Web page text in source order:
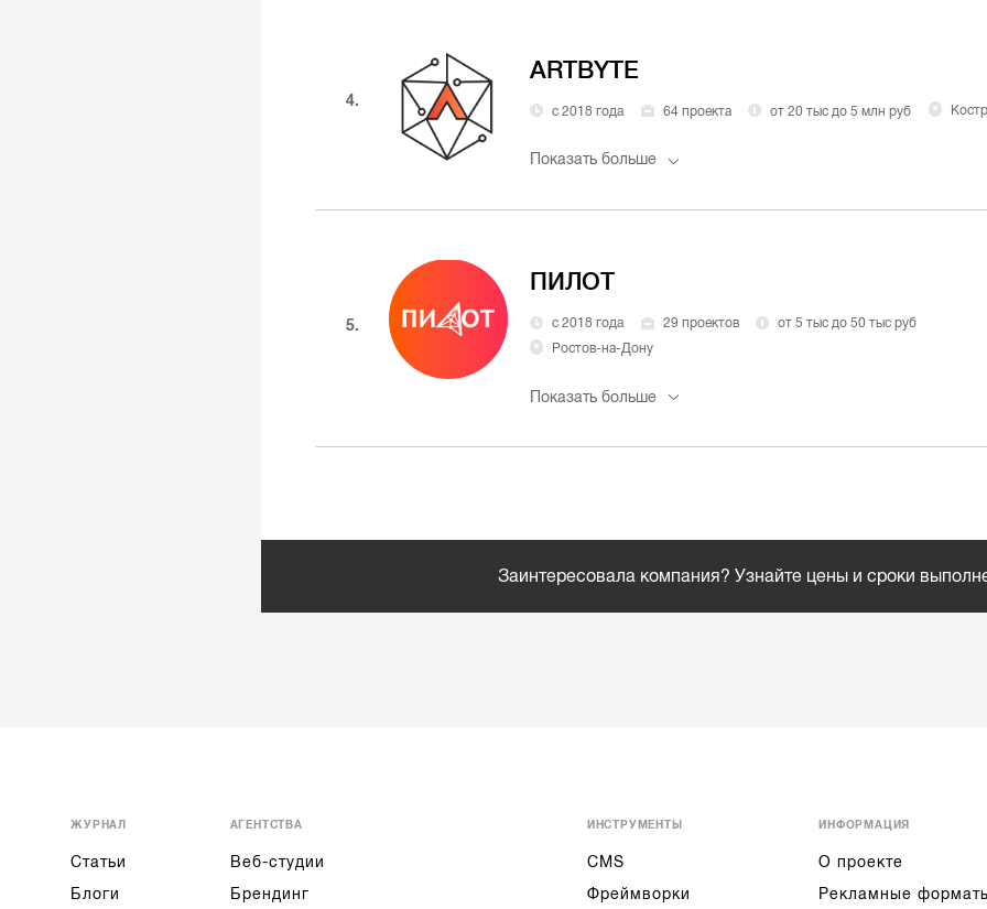
4.
ARTBYTE
с 2018 года 64 проекта от 20 тыс до 5 млн руб
Показать больше
5.
ПИЛОТ
с 2018 года 29 проектов
от 5 тыс до 50 тыс руб
Ростов-на-Дону
Показать больше
Заинтересовала компания? Узнайте цены и сроки
ЖУРНАЛ
Статьи
Блоги
АГЕНТСТВА
Веб-студии
Брендинг
ИНСТРУМЕНТЫ
CMS
Фреймворки
ИНФОРМАЦИЯ
О проекте
Рекламные